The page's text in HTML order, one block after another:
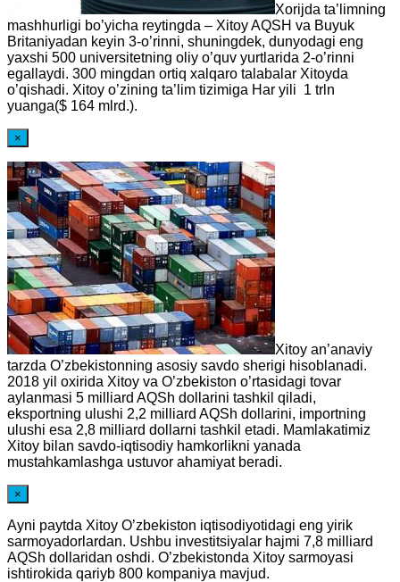
Xorijda ta’limning
mashhurligi bo’yicha reytingda – Xitoy AQSH va Buyuk
Britaniyadan keyin 3-o’rinni, shuningdek, dunyodagi eng
yaxshi 500 universitetning oliy o’quv yurtlarida 2-o’rinni
egallaydi. 300 mingdan ortiq xalqaro talabalar Xitoyda
o’qishadi. Xitoy o’zining ta’lim tizimiga Har yili 1 trln
yuanga($ 164 mlrd.).
×
Xitoy an’anaviy
tarzda O’zbekistonning asosiy savdo sherigi hisoblanadi.
2018 yil oxirida Xitoy va O’zbekiston o’rtasidagi tovar
aylanmasi 5 milliard AQSh dollarini tashkil qiladi,
eksportning ulushi 2,2 milliard AQSh dollarini, importning
ulushi esa 2,8 milliard dollarni tashkil etadi. Mamlakatimiz
Xitoy bilan savdo-iqtisodiy hamkorlikni yanada
mustahkamlashga ustuvor ahamiyat beradi.
×
Ayni paytda Xitoy O’zbekiston iqtisodiyotidagi eng yirik
sarmoyadorlardan. Ushbu investitsiyalar hajmi 7,8 milliard
AQSh dollaridan oshdi. O’zbekistonda Xitoy sarmoyasi
ishtirokida qariyb 800 kompaniya mavjud.